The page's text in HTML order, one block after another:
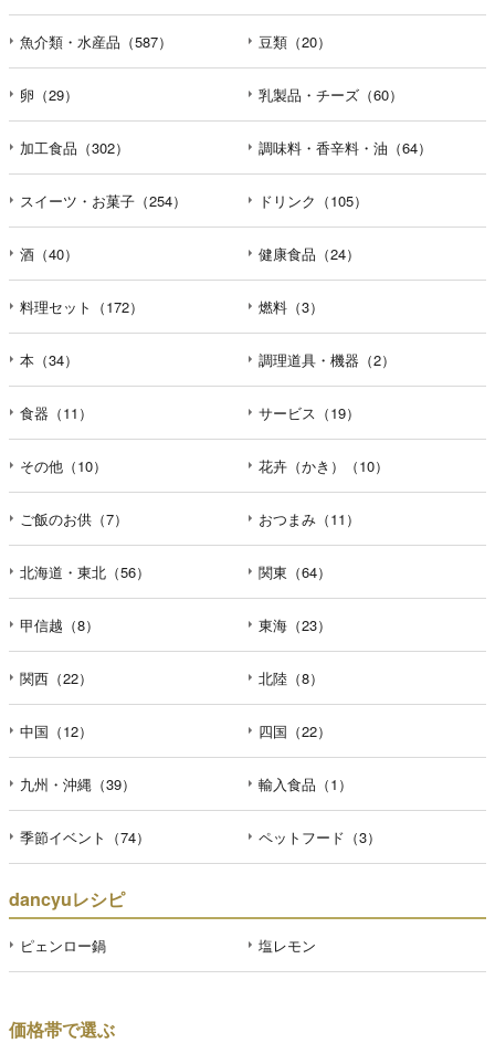
魚介類・水産品（587） 豆類（20）
卵（29） 乳製品・チーズ（60）
加工食品（302） 調味料・香辛料・油（64）
スイーツ・お菓子（254） ドリンク（105）
酒（40） 健康食品（24）
料理セット（172） 燃料（3）
本（34） 調理道具・機器（2）
食器（11） サービス（19）
その他（10） 花卉（かき）（10）
ご飯のお供（7） おつまみ（11）
北海道・東北（56） 関東（64）
甲信越（8） 東海（23）
関西（22） 北陸（8）
中国（12） 四国（22）
九州・沖縄（39） 輸入食品（1）
季節イベント（74） ペットフード（3）
dancyuレシピ
ピェンロー鍋 塩レモン
価格帯で選ぶ